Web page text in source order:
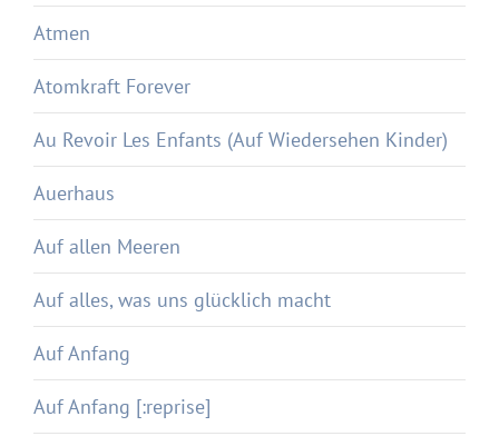
Atmen
Atomkraft Forever
Au Revoir Les Enfants (Auf Wiedersehen Kinder)
Auerhaus
Auf allen Meeren
Auf alles, was uns glücklich macht
Auf Anfang
Auf Anfang [:reprise]